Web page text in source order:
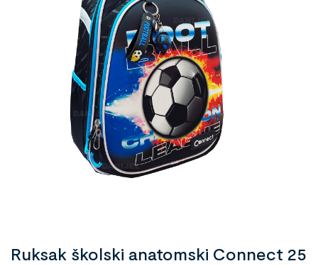
Ruksak školski anatomski Connect 25